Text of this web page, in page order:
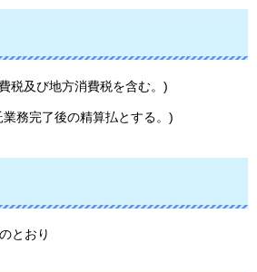
税及び地方消費税を含む。)
務完了後の精算払とする。)
とおり